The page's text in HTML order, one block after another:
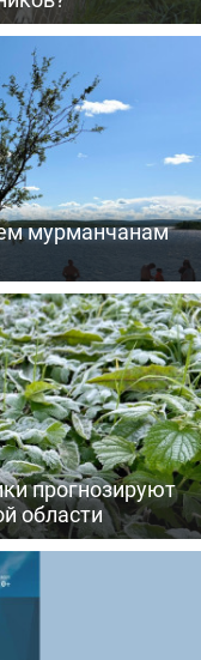
мурманчанам
прогнозируют
области